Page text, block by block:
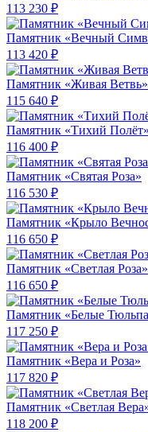
113 230 ₽
Памятник «Вечный
113 420 ₽
Памятник «Живая Ветвь»
115 640 ₽
Памятник «Тихий Полёт»
116 400 ₽
Памятник «Святая Роза»
116 530 ₽
Памятник «Крыло
116 650 ₽
Памятник «Светлая Роза»
116 650 ₽
Памятник «Белые
117 250 ₽
Памятник «Вера и Роза»
117 820 ₽
Памятник «Светлая
118 200 ₽